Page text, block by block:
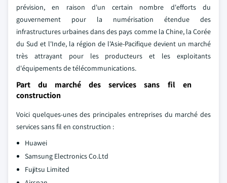
prévision, en raison d'un certain nombre d'efforts du
gouvernement pour la numérisation étendue des
infrastructures urbaines dans des pays comme la Chine, la Corée
du Sud et l'Inde, la région de l'Asie-Pacifique devient un marché
très attrayant pour les producteurs et les exploitants
d'équipements de télécommunications.
Part du marché des services sans fil en
construction
Voici quelques-unes des principales entreprises du marché des
services sans fil en construction :
Huawei
Samsung Electronics Co.Ltd
Fujitsu Limited